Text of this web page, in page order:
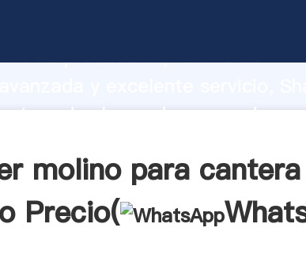
de producción, fuerza de
de chancado proveedor
molino para
Precio(